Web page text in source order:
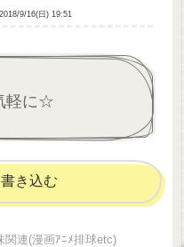
ってくださって、いい感
守朱ちゃんとかハイキュー
2018/9/16(日) 19:51
軽に☆
き込む
関連(漫画ｱﾆﾒ排球etc)